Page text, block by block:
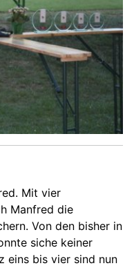
Mit vier
Manfred die
Von den bisher in
siche keiner
eins bis vier sind nun